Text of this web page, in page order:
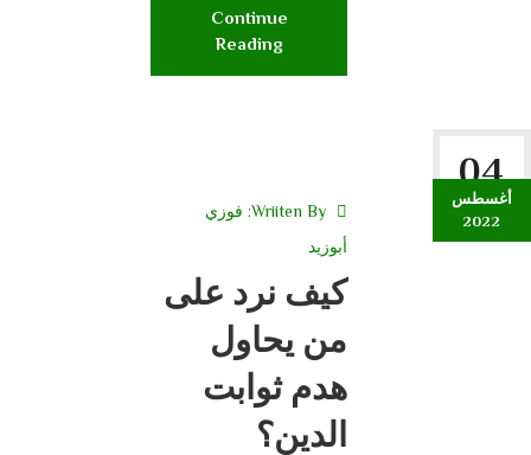
Continue
Reading
04
أغسطس
2022
Wriiten By: فوزي
أبوزيد
كيف نرد على
من يحاول
هدم ثوابت
الدين؟